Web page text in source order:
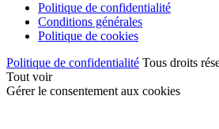
Politique de confidentialité
Conditions générales
Politique de cookies
Politique de confidentialité Tous droits
Tout voir
Gérer le consentement aux cookies